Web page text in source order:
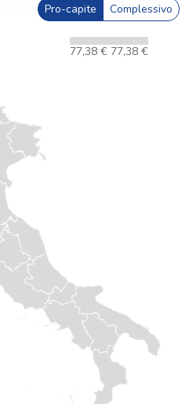
Pro-capite Complessivo
77,38 € 77,38 €